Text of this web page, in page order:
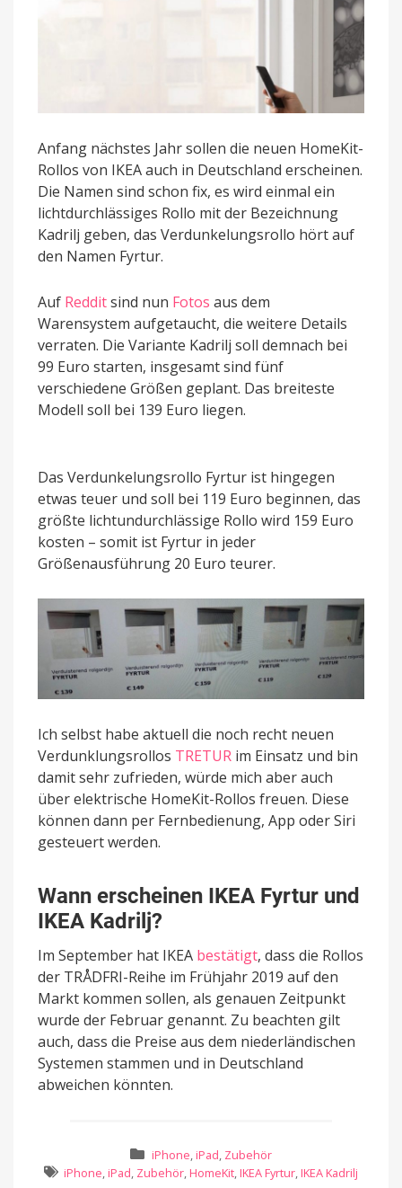
Anfang nächstes Jahr sollen die neuen HomeKit-
Rollos von IKEA auch in Deutschland erscheinen.
Die Namen sind schon fix, es wird einmal ein
lichtdurchlässiges Rollo mit der Bezeichnung
Kadrilj geben, das Verdunkelungsrollo hört auf
den Namen Fyrtur.
Auf Redditsind nun Fotos aus dem
Warensystem aufgetaucht, die weitere Details
verraten. Die Variante Kadrilj soll demnach bei
99 Euro starten, insgesamt sind fünf
verschiedene Größen geplant. Das breiteste
Modell soll bei 139 Euro liegen.
Das Verdunkelungsrollo Fyrtur ist hingegen
etwas teuer und soll bei 119 Euro beginnen, das
größte lichtundurchlässige Rollo wird 159 Euro
kosten – somit ist Fyrtur in jeder
Größenausführung 20 Euro teurer.
Ich selbst habe aktuell die noch recht neuen
Verdunklungsrollos TRETUR im Einsatz und bin
damit sehr zufrieden, würde mich aber auch
über elektrische HomeKit-Rollos freuen. Diese
können dann per Fernbedienung, App oder Siri
gesteuert werden.
Wann erscheinen IKEA Fyrtur und
IKEA Kadrilj?
Im September hat IKEA bestätigt, dass die Rollos
der TRÅDFRI-Reihe im Frühjahr 2019 auf den
Markt kommen sollen, als genauen Zeitpunkt
wurde der Februar genannt. Zu beachten gilt
auch, dass die Preise aus dem niederländischen
Systemen stammen und in Deutschland
abweichen könnten.
iPhone, iPad, Zubehör
iPhone, iPad, Zubehör, HomeKit, IKEA Fyrtur, IKEA Kadrilj